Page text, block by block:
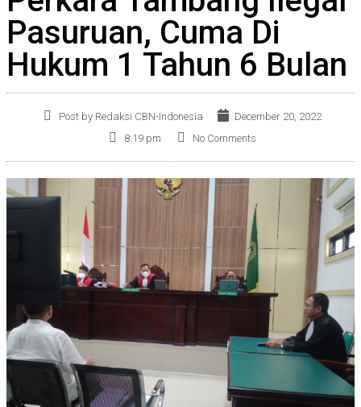
Pasuruan, Cuma Di
Hukum 1 Tahun 6 Bulan
Post by Redaksi CBN-Indonesia
December 20, 2022
8:19 pm
No Comments